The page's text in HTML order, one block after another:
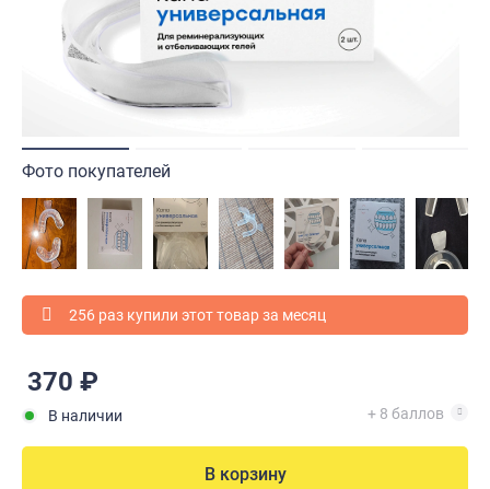
Фото покупателей
256 раз купили этот товар за месяц
370 ₽
В наличии + 8 баллов
В корзину